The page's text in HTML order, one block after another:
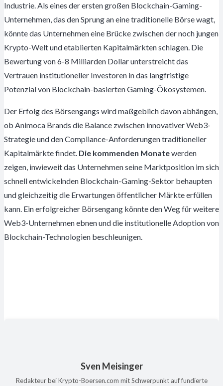
Industrie. Als eines der ersten großen Blockchain-Gaming-
Unternehmen, das den Sprung an eine traditionelle Börse wagt,
könnte das Unternehmen eine Brücke zwischen der noch jungen
Krypto-Welt und etablierten Kapitalmärkten schlagen. Die
Bewertung von 6-8 Milliarden Dollar unterstreicht das
Vertrauen institutioneller Investoren in das langfristige
Potenzial von Blockchain-basierten Gaming-Ökosystemen.
Der Erfolg des Börsengangs wird maßgeblich davon abhängen,
ob Animoca Brands die Balance zwischen innovativer Web3-
Strategie und den Compliance-Anforderungen traditioneller
Kapitalmärkte findet. Die kommenden Monatewerden
zeigen, inwieweit das Unternehmen seine Marktposition im sich
schnell entwickelnden Blockchain-Gaming-Sektor behaupten
und gleichzeitig die Erwartungen öffentlicher Märkte erfüllen
kann. Ein erfolgreicher Börsengang könnte den Weg für weitere
Web3-Unternehmen ebnen und die institutionelle Adoption von
Blockchain-Technologien beschleunigen.
Sven Meisinger
Redakteur bei Krypto-Boersen.com mit Schwerpunkt auf fundierte